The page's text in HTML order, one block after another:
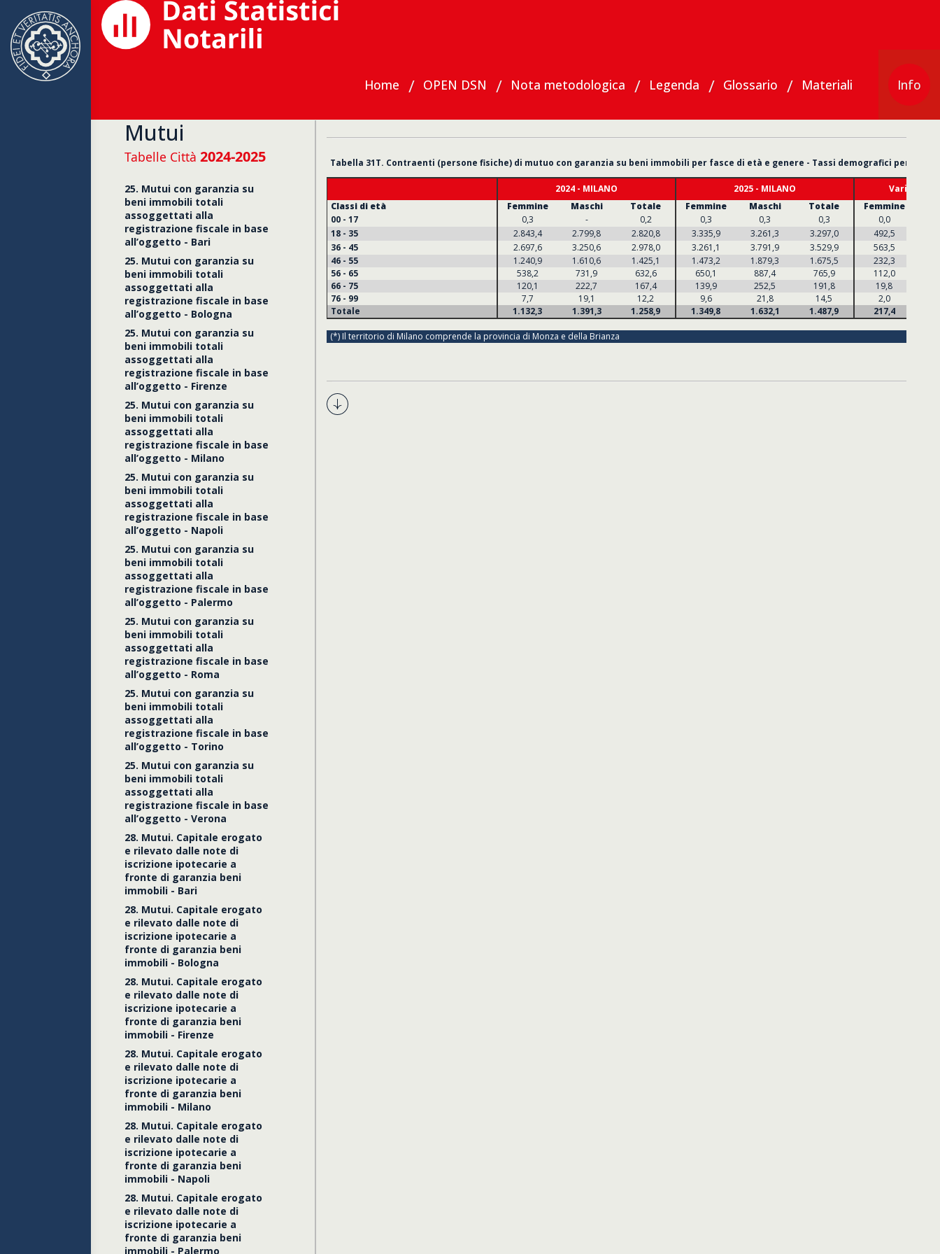
Home OPEN DSN Nota metodologica Legenda Glossario Materiali Info
Mutui Tabelle Città
Mutui
Tabelle Città 2024-2025
25. Mutui con garanzia su
beni immobili totali
assoggettati alla
registrazione fiscale in base
all’oggetto - Bari
25. Mutui con garanzia su
beni immobili totali
assoggettati alla
registrazione fiscale in base
all’oggetto - Bologna
25. Mutui con garanzia su
beni immobili totali
assoggettati alla
registrazione fiscale in base
all’oggetto - Firenze
25. Mutui con garanzia su
beni immobili totali
assoggettati alla
registrazione fiscale in base
all’oggetto - Milano
25. Mutui con garanzia su
beni immobili totali
assoggettati alla
registrazione fiscale in base
all’oggetto - Napoli
25. Mutui con garanzia su
beni immobili totali
assoggettati alla
registrazione fiscale in base
all’oggetto - Palermo
25. Mutui con garanzia su
beni immobili totali
assoggettati alla
registrazione fiscale in base
all’oggetto - Roma
25. Mutui con garanzia su
beni immobili totali
assoggettati alla
registrazione fiscale in base
all’oggetto - Torino
25. Mutui con garanzia su
beni immobili totali
assoggettati alla
registrazione fiscale in base
all’oggetto - Verona
28. Mutui. Capitale erogato
e rilevato dalle note di
iscrizione ipotecarie a
fronte di garanzia beni
immobili - Bari
28. Mutui. Capitale erogato
e rilevato dalle note di
iscrizione ipotecarie a
fronte di garanzia beni
immobili - Bologna
28. Mutui. Capitale erogato
e rilevato dalle note di
iscrizione ipotecarie a
fronte di garanzia beni
immobili - Firenze
28. Mutui. Capitale erogato
e rilevato dalle note di
iscrizione ipotecarie a
fronte di garanzia beni
immobili - Milano
28. Mutui. Capitale erogato
e rilevato dalle note di
iscrizione ipotecarie a
fronte di garanzia beni
immobili - Napoli
28. Mutui. Capitale erogato
e rilevato dalle note di
iscrizione ipotecarie a
fronte di garanzia beni
immobili - Palermo
Tabella 31T. Contraenti (persone fisiche) di mutuo con garanzia su beni immobili per fasce di età e genere - Tassi demografici per
2024 - MILANO 2025 - MILANO
Variazioni
Classi di età
Femmine Maschi Totale Femmine Maschi Totale Femmine
00 - 17
0,3 - 0,2 0,3 0,3 0,3 0,0
18 - 35
2.843,4 2.799,8 2.820,8 3.335,9 3.261,3 3.297,0 492,5
36 - 45
2.697,6 3.250,6 2.978,0 3.261,1 3.791,9 3.529,9 563,5
46 - 55
1.240,9 1.610,6 1.425,1 1.473,2 1.879,3 1.675,5 232,3
56 - 65
538,2 731,9 632,6 650,1 887,4 765,9 112,0
66 - 75
120,1 222,7 167,4 139,9 252,5 191,8 19,8
76 - 99
7,7 19,1 12,2 9,6 21,8 14,5 2,0
Totale
1.132,3 1.391,3 1.258,9 1.349,8 1.632,1 1.487,9 217,4
(*) Il territorio di Milano comprende la provincia di Monza e della Brianza